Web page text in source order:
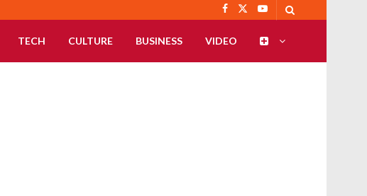
TECH CULTURE BUSINESS VIDEO